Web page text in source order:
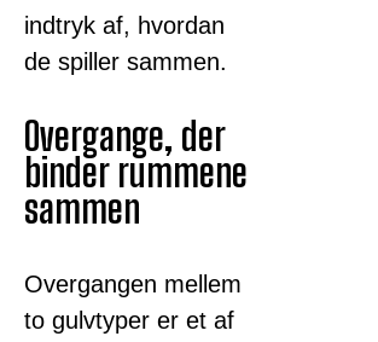
indtryk af, hvordan
de spiller sammen.
Overgange, der
binder rummene
sammen
Overgangen mellem
to gulvtyper er et af